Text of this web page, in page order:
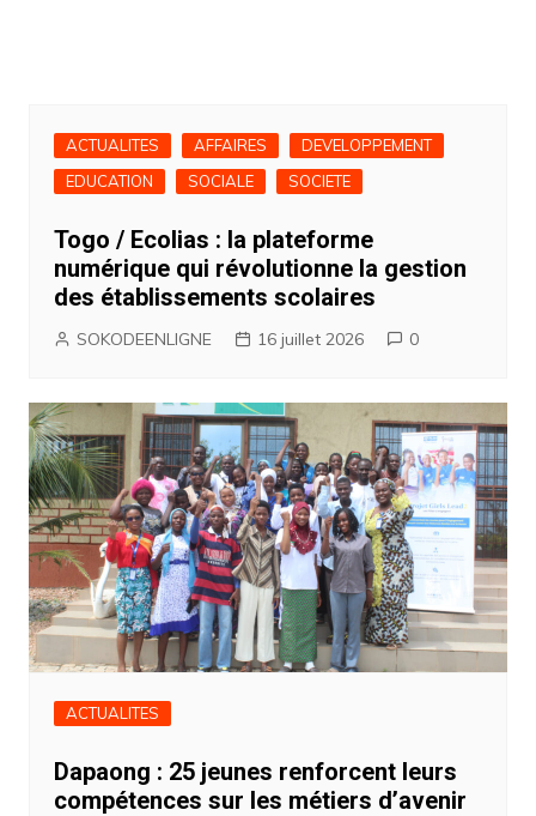
ACTUALITES AFFAIRES
DEVELOPPEMENT
EDUCATION
SOCIALE SOCIETE
Togo / Ecolias : la plateforme
numérique qui révolutionne la gestion
des établissements scolaires
SOKODEENLIGNE 16 juillet 2026 0
ACTUALITES
Dapaong : 25 jeunes renforcent leurs
compétences sur les métiers d’avenir